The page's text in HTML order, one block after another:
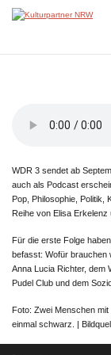
Inhalt
WDR 3 sendet ab
auch als Podcast
Pop, Philosophie, Politik,
Reihe von Elisa
Für die erste Folge
befasst: Wofür brauchen
Anna Lucia Richter, dem
Pudel Club und dem
Foto: Zwei Menschen
einmal schwarz. |